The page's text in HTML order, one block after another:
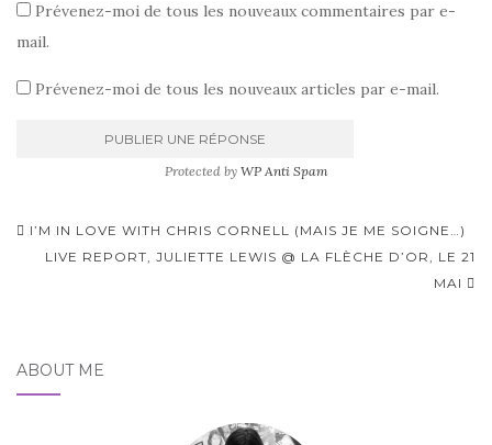
Prévenez-moi de tous les nouveaux commentaires par e-
mail.
Prévenez-moi de tous les nouveaux articles par e-mail.
Protected by WP Anti Spam
Pagination
d'article
I’M IN LOVE WITH CHRIS CORNELL (MAIS JE ME SOIGNE…)
LIVE REPORT, JULIETTE LEWIS @ LA FLÈCHE D’OR, LE 21
MAI
ABOUT ME